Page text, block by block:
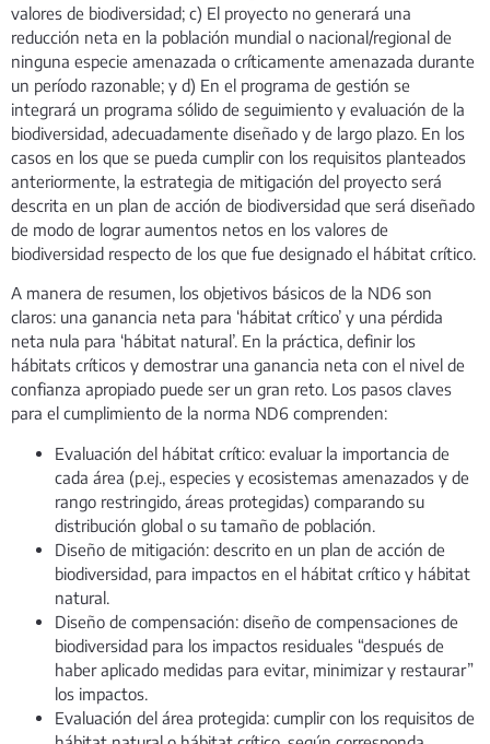
valores de biodiversidad; c) El proyecto no generará una
reducción neta en la población mundial o nacional/regional de
ninguna especie amenazada o críticamente amenazada durante
un período razonable; y d) En el programa de gestión se
integrará un programa sólido de seguimiento y evaluación de la
biodiversidad, adecuadamente diseñado y de largo plazo. En los
casos en los que se pueda cumplir con los requisitos planteados
anteriormente, la estrategia de mitigación del proyecto será
descrita en un plan de acción de biodiversidad que será diseñado
de modo de lograr aumentos netos en los valores de
biodiversidad respecto de los que fue designado el hábitat crítico.
A manera de resumen, los objetivos básicos de la ND6 son
claros: una ganancia neta para ‘hábitat crítico’ y una pérdida
neta nula para ‘hábitat natural’. En la práctica, definir los
hábitats críticos y demostrar una ganancia neta con el nivel de
confianza apropiado puede ser un gran reto. Los pasos claves
para el cumplimiento de la norma ND6 comprenden:
Evaluación del hábitat crítico: evaluar la importancia de
cada área (p.ej., especies y ecosistemas amenazados y de
rango restringido, áreas protegidas) comparando su
distribución global o su tamaño de población.
Diseño de mitigación: descrito en un plan de acción de
biodiversidad, para impactos en el hábitat crítico y hábitat
natural.
Diseño de compensación: diseño de compensaciones de
biodiversidad para los impactos residuales “después de
haber aplicado medidas para evitar, minimizar y restaurar”
los impactos.
Evaluación del área protegida: cumplir con los requisitos de